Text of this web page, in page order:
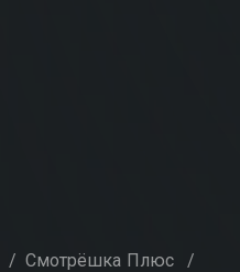
/ Смотрёшка Плюс /